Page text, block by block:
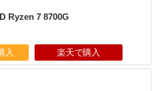
Ryzen 7 8700G
入 楽天で購入